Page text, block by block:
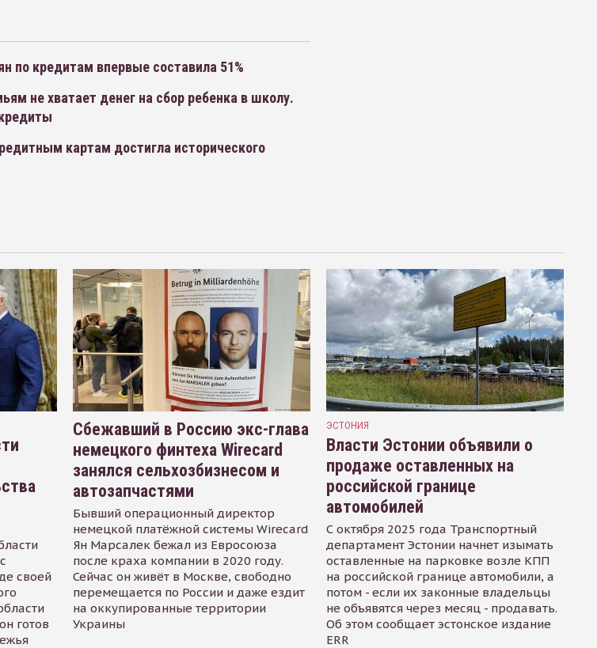
по кредитам впервые составила 51%
не хватает денег на сбор ребенка в школу.
картам достигла исторического
своей
готов
Сбежавший в Россию экс-глава
немецкого финтеха Wirecard
занялся сельхозбизнесом и
автозапчастями
Бывший операционный директор
немецкой платёжной системы Wirecard
Ян Марсалек бежал из Евросоюза
после краха компании в 2020 году.
Сейчас он живёт в Москве, свободно
перемещается по России и даже ездит
на оккупированные территории
Украины
ЭСТОНИЯ
Власти Эстонии объявили о
продаже оставленных на
российской границе
автомобилей
С октября 2025 года Транспортный
департамент Эстонии начнет изымать
оставленные на парковке возле КПП
на российской границе автомобили, а
потом - если их законные владельцы
не объявятся через месяц - продавать.
Об этом сообщает эстонское издание
ERR